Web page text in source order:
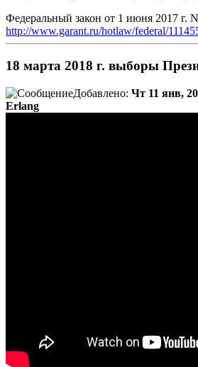
Федеральный закон от 1 июня 2017 г.
http://www.garant.ru/hotlaw/federal/
18 марта 2018 г. выборы
Добавлено: Чт 11 янв,
Erlang